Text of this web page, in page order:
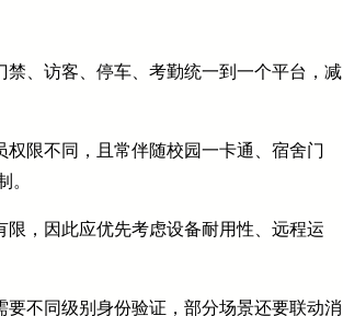
、访客、停车、考勤统一到一个平台，减
限不同，且常伴随校园一卡通、宿舍门
。
，因此应优先考虑设备耐用性、远程运
不同级别身份验证，部分场景还要联动消